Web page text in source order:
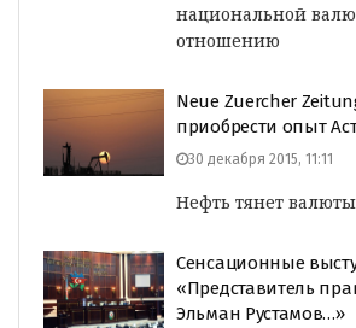
национальной
отношению
Neue Zuercher
приобрести опыт
30 декабря 2015, 11:11
Нефть тянет
Сенсационные
«Представитель
Эльман Рустамов…»